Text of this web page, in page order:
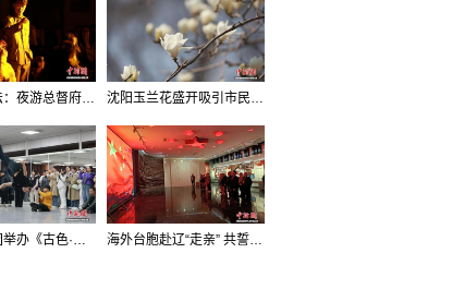
沈阳新玩法：夜游总督府，当一回“赴宴者” 沈阳玉兰花盛开吸引市民打卡
辽宁歌舞团举办《古色·国宝辽宁》排练开放日活动 海外台胞赴辽“走亲” 共誓“和平初心”